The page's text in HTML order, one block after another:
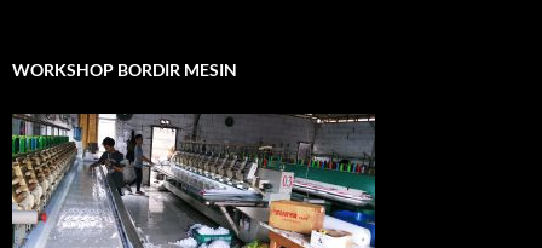
WORKSHOP BORDIR MESIN